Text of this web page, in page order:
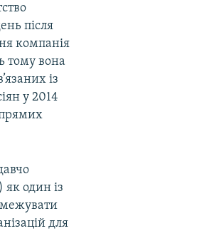
після
компанія
тому вона
із
у 2014
один із
для